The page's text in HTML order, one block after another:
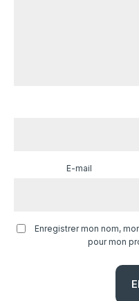
E-mail
Enregistrer mon nom,
pour mon